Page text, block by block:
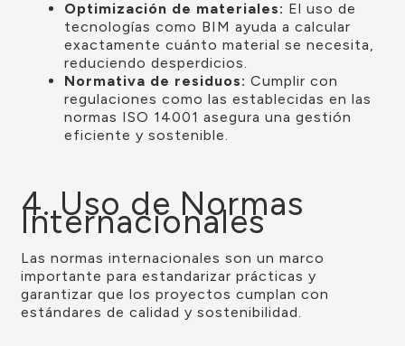
Optimización de materiales: El uso de
tecnologías como BIM ayuda a calcular
exactamente cuánto material se necesita,
reduciendo desperdicios.
Normativa de residuos:Cumplir con
regulaciones como las establecidas en las
normas ISO 14001 asegura una gestión
eficiente y sostenible.
4. Uso de Normas
Internacionales
Las normas internacionales son un marco
importante para estandarizar prácticas y
garantizar que los proyectos cumplan con
estándares de calidad y sostenibilidad.